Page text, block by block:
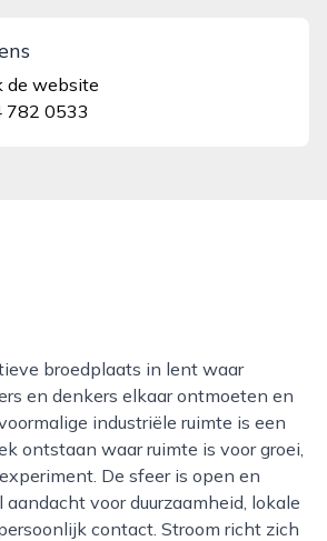
de website
782 0533
en denkers elkaar ontmoeten en
industriële ruimte is een
ontstaan waar ruimte is voor groei,
De sfeer is open en
voor duurzaamheid, lokale
contact. Stroom richt zich